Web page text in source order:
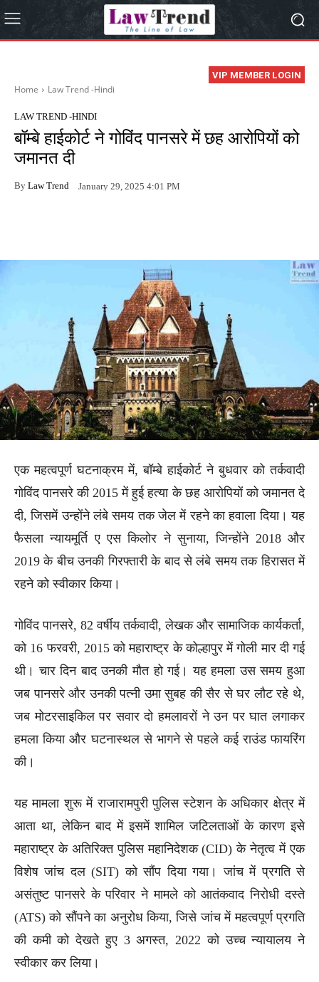
VIP MEMBER LOGIN
Home Law Trend -Hindi
LAW TREND -HINDI
बॉम्बे हाईकोर्ट ने गोविंद पानसरे में छह आरोपियों को
जमानत दी
By Law Trend January 29, 2025 4:01 PM
एक महत्वपूर्ण घटनाक्रम में, बॉम्बे हाईकोर्ट ने बुधवार को तर्कवादी
गोविंद पानसरे की 2015 में हुई हत्या के छह आरोपियों को जमानत दे
दी, जिसमें उन्होंने लंबे समय तक जेल में रहने का हवाला दिया। यह
फैसला न्यायमूर्ति ए एस किलोर ने सुनाया, जिन्होंने 2018 और
2019 के बीच उनकी गिरफ्तारी के बाद से लंबे समय तक हिरासत में
रहने को स्वीकार किया।
गोविंद पानसरे, 82 वर्षीय तर्कवादी, लेखक और सामाजिक कार्यकर्ता,
को 16 फरवरी, 2015 को महाराष्ट्र के कोल्हापुर में गोली मार दी गई
थी। चार दिन बाद उनकी मौत हो गई। यह हमला उस समय हुआ
जब पानसरे और उनकी पत्नी उमा सुबह की सैर से घर लौट रहे थे,
जब मोटरसाइकिल पर सवार दो हमलावरों ने उन पर घात लगाकर
हमला किया और घटनास्थल से भागने से पहले कई राउंड फायरिंग
की।
यह मामला शुरू में राजारामपुरी पुलिस स्टेशन के अधिकार क्षेत्र में
आता था, लेकिन बाद में इसमें शामिल जटिलताओं के कारण इसे
महाराष्ट्र के अतिरिक्त पुलिस महानिदेशक (CID) के नेतृत्व में एक
विशेष जांच दल (SIT) को सौंप दिया गया। जांच में प्रगति से
असंतुष्ट पानसरे के परिवार ने मामले को आतंकवाद निरोधी दस्ते
(ATS) को सौंपने का अनुरोध किया, जिसे जांच में महत्वपूर्ण प्रगति
की कमी को देखते हुए 3 अगस्त, 2022 को उच्च न्यायालय ने
स्वीकार कर लिया।